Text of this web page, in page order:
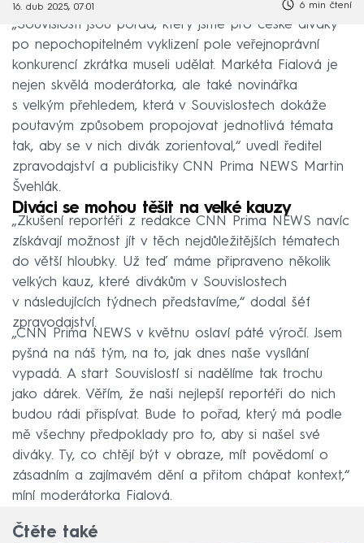
16. dub 2025, 07:01 6 min čtení
„Souvislosti jsou pořad, který jsme pro české diváky
po nepochopitelném vyklizení pole veřejnoprávní
konkurencí zkrátka museli udělat. Markéta Fialová je
nejen skvělá moderátorka, ale také novinářka
s velkým přehledem, která v Souvislostech dokáže
poutavým způsobem propojovat jednotlivá témata
tak, aby se v nich divák zorientoval,“ uvedl ředitel
zpravodajství a publicistiky CNN Prima NEWS Martin
Švehlák.
Diváci se mohou těšit na velké kauzy
„Zkušení reportéři z redakce CNN Prima NEWS navíc
získávají možnost jít v těch nejdůležitějších tématech
do větší hloubky. Už teď máme připraveno několik
velkých kauz, které divákům v Souvislostech
v následujících týdnech představíme,“ dodal šéf
zpravodajství.
„CNN Prima NEWS v květnu oslaví páté výročí. Jsem
pyšná na náš tým, na to, jak dnes naše vysílání
vypadá. A start Souvislostí si nadělíme tak trochu
jako dárek. Věřím, že naši nejlepší reportéři do nich
budou rádi přispívat. Bude to pořad, který má podle
mě všechny předpoklady pro to, aby si našel své
diváky. Ty, co chtějí být v obraze, mít povědomí o
zásadním a zajímavém dění a přitom chápat kontext,“
míní moderátorka Fialová.
Čtěte také